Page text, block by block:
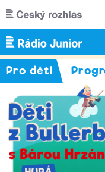
Přejít k hlavnímu
Pro děti